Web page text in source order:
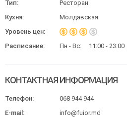
Тип:
Ресторан
Кухня:
Молдавская
Уровень цен:
Расписание:
Пн - Вс: 11:00 - 23:00
КОНТАКТНАЯ ИНФОРМАЦИЯ
Телефон:
068 944 944
E-mail:
info@fuior.md